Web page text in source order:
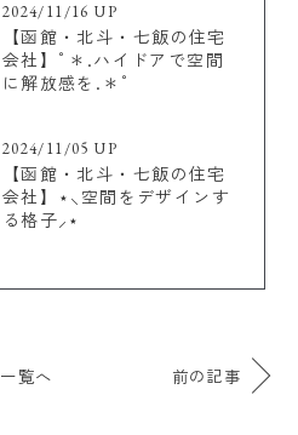
2024/11/16 UP
【函館・北斗・七飯の住宅
会社】ﾟ＊.ハイドアで空間
に解放感を.＊ﾟ
2024/11/05 UP
【函館・北斗・七飯の住宅
会社】⋆⸜空間をデザインす
る格子⸝⋆
一覧へ 前の記事